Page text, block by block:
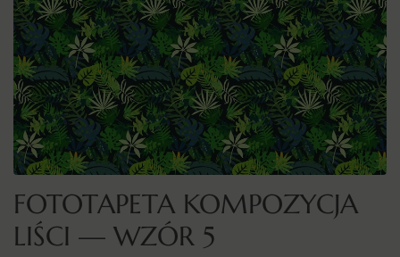
FOTOTAPETA KOMPOZYCJA
LIŚCI — WZÓR 5